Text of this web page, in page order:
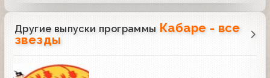
Другие выпуски программы Кабаре - все
звезды